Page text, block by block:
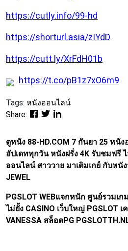
https://cutly.info/99-hd
https://shorturl.asia/zIYdD
https://cutt.ly/XrFdH01b
https://t.co/pB1z7xO6m9
Tags: หนังออนไลน์
Share:
ดูหนัง 88-HD.COM 7 กันยา 25 หนั
อัปเดททุกวัน หนังฝรั่ง 4K รับชมฟรี
ออนไลน์ สาววาย มาเติมเกย์ กับหนั
JEWEL
PGSLOT WEBแจกหนัก ศูนย์รวมเ
ไม่ยั้ง CASINO เว็บใหญ่ PGSLOT
VANESSA สล็อตPG